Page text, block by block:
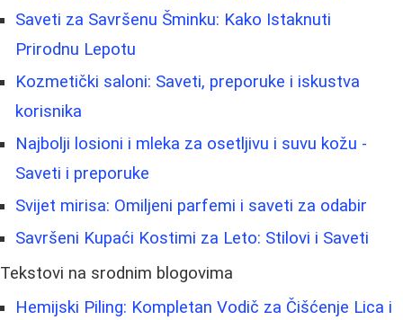
Saveti za Savršenu Šminku: Kako Istaknuti
Prirodnu Lepotu
Kozmetički saloni: Saveti, preporuke i iskustva
korisnika
Najbolji losioni i mleka za osetljivu i suvu kožu -
Saveti i preporuke
Svijet mirisa: Omiljeni parfemi i saveti za odabir
Savršeni Kupaći Kostimi za Leto: Stilovi i Saveti
Tekstovi na srodnim blogovima
Hemijski Piling: Kompletan Vodič za Čišćenje Lica i